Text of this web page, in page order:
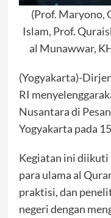
(Prof. Maryono,
Islam, Prof.
al Munawwar,
(Yogyakarta)-
RI
Nusantara di
Yogyakarta pada
Kegiatan ini diikuti
para ulama al
praktisi, dan
negeri dengan